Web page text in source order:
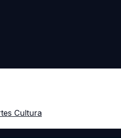
Cultura